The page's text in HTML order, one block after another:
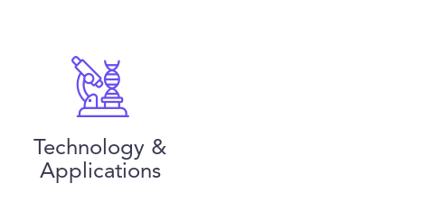
Technology &
Applications